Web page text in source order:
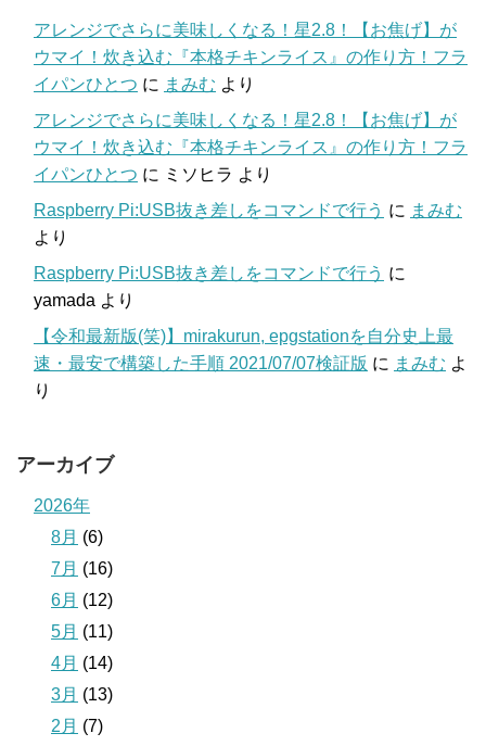
アレンジでさらに美味しくなる！星2.8！【お焦げ】が
ウマイ！炊き込む『本格チキンライス』の作り方！フラ
イパンひとつ に まみむ より
アレンジでさらに美味しくなる！星2.8！【お焦げ】が
ウマイ！炊き込む『本格チキンライス』の作り方！フラ
イパンひとつ に ミソヒラ より
Raspberry Pi:USB抜き差しをコマンドで行う に まみむ
より
Raspberry Pi:USB抜き差しをコマンドで行う に
yamada より
【令和最新版(笑)】mirakurun, epgstationを自分史上最
速・最安で構築した手順 2021/07/07検証版 に まみむ よ
り
アーカイブ
2026年
8月 (6)
7月 (16)
6月 (12)
5月 (11)
4月 (14)
3月 (13)
2月 (7)